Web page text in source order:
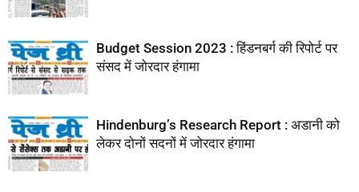
Budget Session 2023 : हिंडनबर्ग की रिपोर्ट पर
संसद में जोरदार हंगामा
Hindenburg’s Research Report : अडानी को
लेकर दोनों सदनों में जोरदार हंगामा